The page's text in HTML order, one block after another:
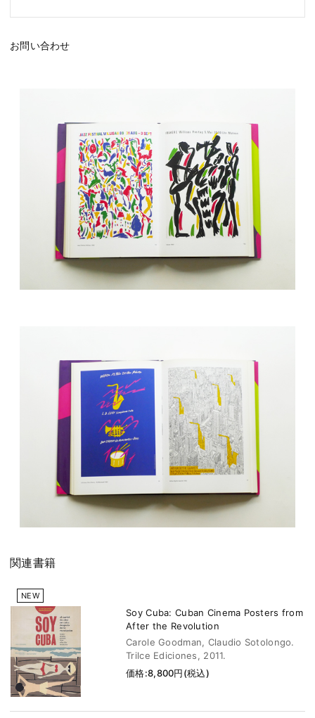
お問い合わせ
関連書籍
NEW
Soy Cuba: Cuban Cinema Posters from
After the Revolution
Carole Goodman, Claudio Sotolongo.
Trilce Ediciones, 2011.
価格:8,800円(税込)